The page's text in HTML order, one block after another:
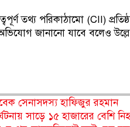
তথ্য পরিকাঠামো (CII)
জানানো যাবে বলেও
সেনাসদস্য হাফিজুর রহমান
সাড়ে ১৫ হাজারের বেশি